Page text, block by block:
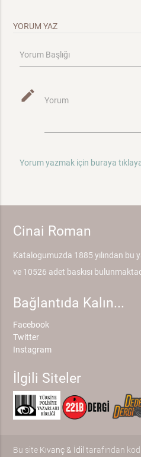
YORUM YAZ
Yorum Başlığı
mode_edit Yorum
Yorum yazmak için buraya
Cinai Roman
Katalogumuzda 1885 yılından bu
ve 10526 adet baskısı
Bağlantıda Kalın...
Facebook
Twitter
Instagram
İlgili Siteler
Bu site Kıvanç & İdil tarafından